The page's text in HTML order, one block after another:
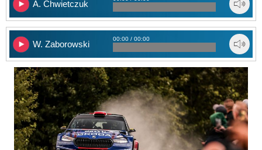
A. Chwietczuk
W. Zaborowski
00:00 / 00:00